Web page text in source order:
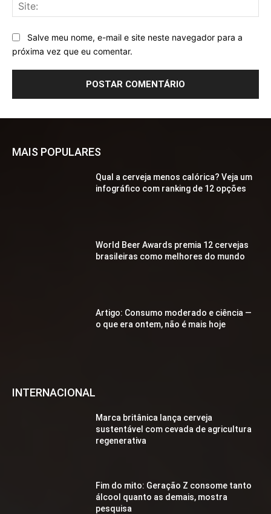
Salve meu nome, e-mail e site neste navegador para a
próxima vez que eu comentar.
MAIS POPULARES
Qual a cerveja menos calórica? Veja um
infográfico com ranking de 12 opções
World Beer Awards premia 12 cervejas
brasileiras como melhores do mundo
Artigo: Consumo moderado e ciência —
o que era ontem, não é mais hoje
INTERNACIONAL
Marca britânica lança cerveja
sustentável com cevada de agricultura
regenerativa
Fim do mito: Geração Z consome tanto
álcool quanto as demais, mostra
pesquisa